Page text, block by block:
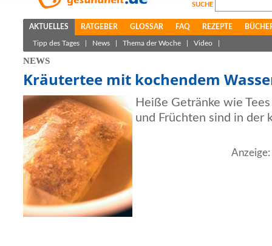
SUCHE
AKTUELLES RATGEBER GLOSSAR FAQ REZEPTE
Tipp des Tages News Thema der Woche Video
NEWS
Kräutertee mit kochendem
Heiße Getränke wie
und Früchten sind in der
Anzeige: